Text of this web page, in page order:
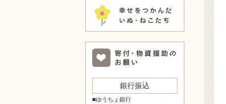
銀行振込
■ゆうちょ銀行